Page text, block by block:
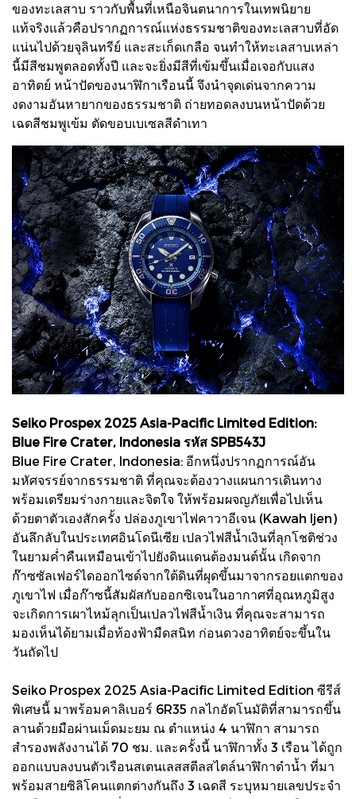
ของทะเลสาบ ราวกับพื้นที่เหนือจินตนาการในเทพนิยาย
แท้จริงแล้วคือปรากฏการณ์แห่งธรรมชาติของทะเลสาบที่อัด
แน่นไปด้วยจุลินทรีย์ และสะเก็ดเกลือ จนทำให้ทะเลสาบเหล่า
นี้มีสีชมพูตลอดทั้งปี และจะยิ่งมีสีที่เข้มขึ้นเมื่อเจอกับแสง
อาทิตย์ หน้าปัดของนาฬิกาเรือนนี้ จึงนำจุดเด่นจากความ
งดงามอันหายากของธรรมชาติ ถ่ายทอดลงบนหน้าปัดด้วย
เฉดสีชมพูเข้ม ตัดขอบเบเซลสีดำเทา
Seiko Prospex 2025 Asia-Pacific Limited Edition:
Blue Fire Crater, Indonesia รหัส SPB543J
Blue Fire Crater, Indonesia: อีกหนึ่งปรากฏการณ์อัน
มหัศจรรย์จากธรรมชาติ ที่คุณจะต้องวางแผนการเดินทาง
พร้อมเตรียมร่างกายและจิตใจ ให้พร้อมผจญภัยเพื่อไปเห็น
ด้วยตาตัวเองสักครั้ง ปล่องภูเขาไฟคาวาอีเจน (Kawah Ijen)
อันลึกลับในประเทศอินโดนีเซีย เปลวไฟสีน้ำเงินที่ลุกโชติช่วง
ในยามค่ำคืนเหมือนเข้าไปยังดินแดนต้องมนต์นั้น เกิดจาก
ก๊าซซัลเฟอร์ไดออกไซด์จากใต้ดินที่ผุดขึ้นมาจากรอยแตกของ
ภูเขาไฟ เมื่อก๊าซนี้สัมผัสกับออกซิเจนในอากาศที่อุณหภูมิสูง
จะเกิดการเผาไหม้ลุกเป็นเปลวไฟสีน้ำเงิน ที่คุณจะสามารถ
มองเห็นได้ยามเมื่อท้องฟ้ามืดสนิท ก่อนดวงอาทิตย์จะขึ้นใน
วันถัดไป
Seiko Prospex 2025 Asia-Pacific Limited Edition ซีรีส์
พิเศษนี้ มาพร้อมคาลิเบอร์ 6R35 กลไกอัตโนมัติที่สามารถขึ้น
ลานด้วยมือผ่านเม็ดมะยม ณ ตำแหน่ง 4 นาฬิกา สามารถ
สำรองพลังงานได้ 70 ชม. และครั้งนี้ นาฬิกาทั้ง 3 เรือน ได้ถูก
ออกแบบลงบนตัวเรือนสเตนเลสสตีลสไตล์นาฬิกาดำน้ำ ที่มา
พร้อมสายซิลิโคนแตกต่างกันถึง 3 เฉดสี ระบุหมายเลขประจำ